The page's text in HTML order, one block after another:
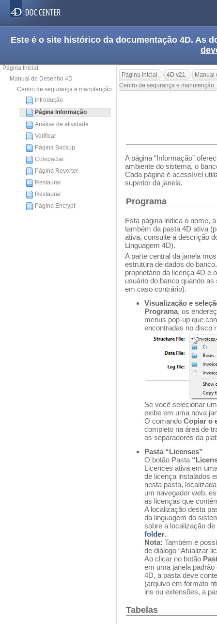
Este é o site histórico da documentação 4D. As
Página Inicial
Manual de Desenho 4D
Centro de segurança e manutenção
Introdução
Página Informação
Análise de atividade
Verificar
Página Backup
Compactar
Página Reverter
Restaurar
Restaurar
Página Encrypt
Página Inicial 4D v21
Manual
Centro de segurança e manutenção
A página “Informação”
ambiente do sistema, o
Cada página é acessível
superior da janela.
Programa
Esta página indica o nome,
também da pasta 4D ativa
ativa, consulte a descrição
Linguagem 4D).
A parte central da janela
estrutura de dados do
proprietário da licença 4D e
usuário do banco quando
em caso contrário).
Visualização e
Programa, os
menus pop-up que
encontradas no disco
Se você selecionar
exibe em uma nova
O comando Copiar o
completo na área de
os separadores da
Pasta “Licenses”
O botão Pasta
Licences ativa em
de licença instalados
nesta pasta,
um navegador web,
às licenças que
A localização desta
da linguagem do
sobre a localização
folder.
Nota: Também é
de diálogo “Atualizar
Ao clicar no botão
em uma janela
4D, a pasta deve
(arquivo em formato
ins ou extensões, a
Tabelas